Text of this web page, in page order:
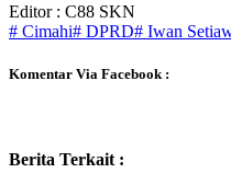
Editor : C88 SKN
# Cimahi# DPRD# Iwan
Komentar Via Facebook :
Berita Terkait :